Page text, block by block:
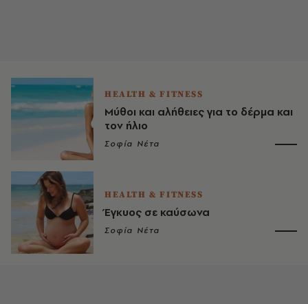
HEALTH & FITNESS
Μύθοι και αλήθειες για το δέρμα και
τον ήλιο
Σοφία Νέτα
HEALTH & FITNESS
Έγκυος σε καύσωνα
Σοφία Νέτα